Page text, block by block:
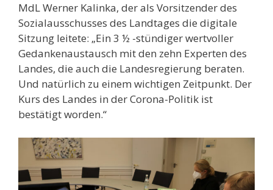
MdL Werner Kalinka, der als Vorsitzender des
Sozialausschusses des Landtages die digitale
Sitzung leitete: „Ein 3 ½ -stündiger wertvoller
Gedankenaustausch mit den zehn Experten des
Landes, die auch die Landesregierung beraten.
Und natürlich zu einem wichtigen Zeitpunkt. Der
Kurs des Landes in der Corona-Politik ist
bestätigt worden.“